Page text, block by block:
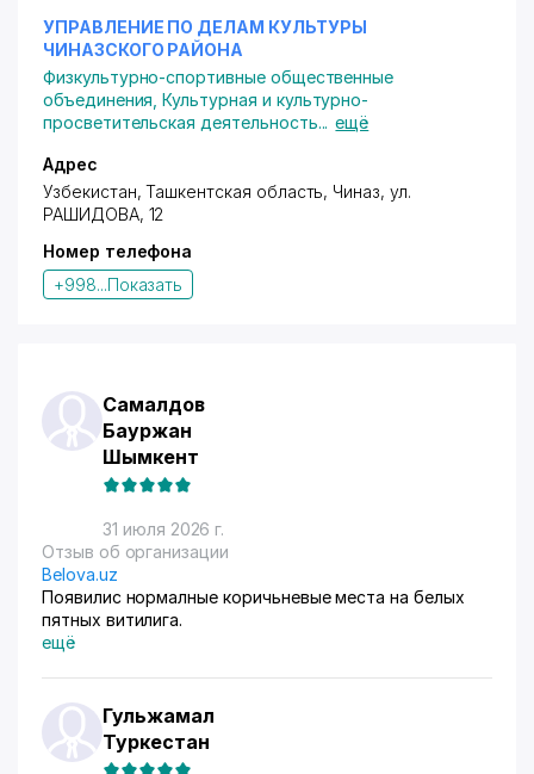
УПРАВЛЕНИЕ ПО ДЕЛАМ КУЛЬТУРЫ
ЧИНАЗСКОГО РАЙОНА
Физкультурно-спортивные общественные
объединения ,Культурная и культурно-
просветительская деятельность... ещё
Адрес
Узбекистан, Ташкентская область, Чиназ, ул.
РАШИДОВА, 12
Номер телефона
+998...Показать
Самалдов
Бауржан
Шымкент
31 июля 2026 г.
Отзыв об организации
Belova.uz
Появилис нормалные коричьневые места на белых
пятных витилига.
ещё
Гульжамал
Туркестан